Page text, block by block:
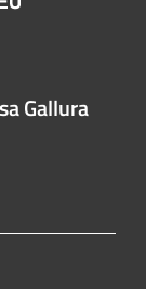
Gallura